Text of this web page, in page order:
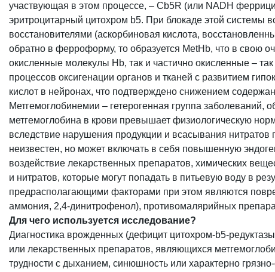
участвующая в этом процессе, – Cb5R (или NADH
эритроцитарный цитохром b5. При блокаде этой системы
восстановителями (аскорбиновая кислота,
обратно в ферроформу, то образуется MetHb, что в свою
окисленные молекулы Hb, так и частично окисленные –
процессов оксигенации органов и тканей с развитием
кислот в нейронах, что подтверждено снижением
Метгемоглобинемии – гетерогенная группа
метгемоглобина в крови превышает физиологическую
вследствие нарушения продукции и всасывания
неизвестен, но может включать в себя повышенную
воздействие лекарственных препаратов, химических
и нитратов, которые могут попадать в питьевую воду в
предрасполагающими факторами при этом являются
аммония, 2,4-динитрофенол), противомалярийных
Для чего используется исследование?
Диагностика врожденных (дефицит цитохром-b5-
или лекарственных препаратов, являющихся
трудности с дыханием, синюшность или характерно